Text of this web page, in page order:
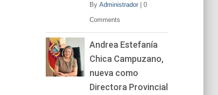
By Administrador| 0
Comments
Andrea Estefanía
Chica Campuzano,
nueva como
Directora Provincial